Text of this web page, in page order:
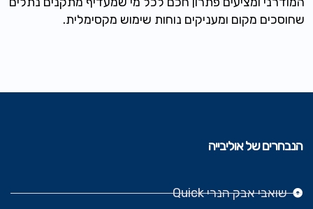
שחוסכים מקום ומעניקים נוחות שימוש מקסימלית.
הנבחרים של אוליבייה
שואבי אבק הנרי Quick